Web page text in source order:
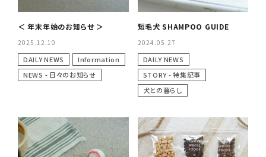
＜ 年末年始のお知らせ ＞
2025.12.10
DAILY NEWS
Information
NEWS - 日々のお知らせ
短毛犬 SHAMPOO GUIDE
2024.05.27
DAILY NEWS
STORY - 特集記事
犬との暮らし